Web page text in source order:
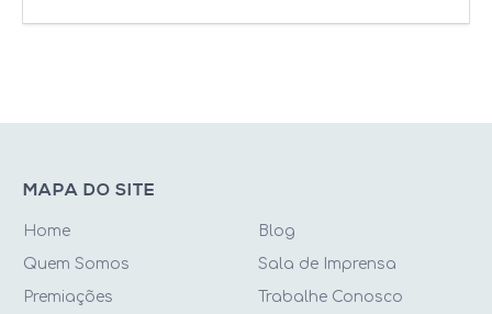
MAPA DO SITE
Home
Quem Somos
Premiações
Blog
Sala de Imprensa
Trabalhe Conosco